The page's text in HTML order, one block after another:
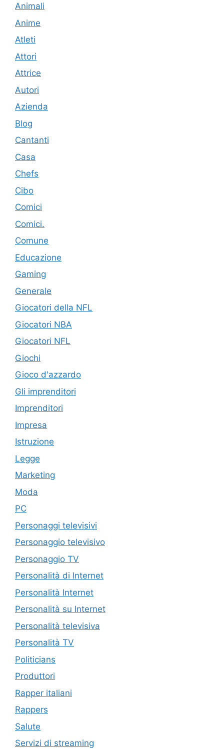
Animali
Anime
Atleti
Attori
Attrice
Autori
Azienda
Blog
Cantanti
Casa
Chefs
Cibo
Comici
Comici.
Comune
Educazione
Gaming
Generale
Giocatori della NFL
Giocatori NBA
Giocatori NFL
Giochi
Gioco d'azzardo
Gli imprenditori
Imprenditori
Impresa
Istruzione
Legge
Marketing
Moda
PC
Personaggi televisivi
Personaggio televisivo
Personaggio TV
Personalità di Internet
Personalità Internet
Personalità su Internet
Personalità televisiva
Personalità TV
Politicians
Produttori
Rapper italiani
Rappers
Salute
Servizi di streaming